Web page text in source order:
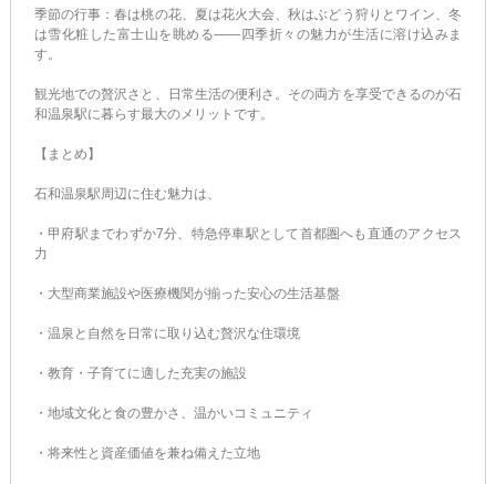
季節の行事：春は桃の花、夏は花火大会、秋はぶどう狩りとワイン、冬
は雪化粧した富士山を眺める――四季折々の魅力が生活に溶け込みま
す。
観光地での贅沢さと、日常生活の便利さ。その両方を享受できるのが石
和温泉駅に暮らす最大のメリットです。
【まとめ】
石和温泉駅周辺に住む魅力は、
・甲府駅までわずか7分、特急停車駅として首都圏へも直通のアクセス
力
・大型商業施設や医療機関が揃った安心の生活基盤
・温泉と自然を日常に取り込む贅沢な住環境
・教育・子育てに適した充実の施設
・地域文化と食の豊かさ、温かいコミュニティ
・将来性と資産価値を兼ね備えた立地